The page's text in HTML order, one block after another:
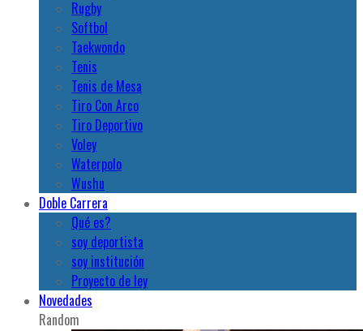
Rugby
Softbol
Taekwondo
Tenis
Tenis de Mesa
Tiro Con Arco
Tiro Deportivo
Voley
Waterpolo
Wushu
Doble Carrera
Qué es?
soy deportista
soy institución
Proyecto de ley
Novedades
Random